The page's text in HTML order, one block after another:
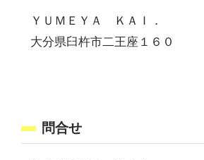
ＹＵＭＥＹＡ ＫＡＩ．
大分県臼杵市二王
問合せ